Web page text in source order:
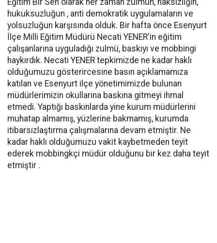
Eğitim Bir Sen olarak her zaman zulmün, haksızlığın,
hukuksuzluğun , anti demokratik uygulamaların ve
yolsuzluğun karşısında olduk. Bir hafta önce Esenyurt
İlçe Milli Eğitim Müdürü Necati YENER'in eğitim
çalışanlarına uyguladığı zulmü, baskıyı ve mobbingi
haykırdık. Necati YENER tepkimizde ne kadar haklı
olduğumuzu gösterircesine basın açıklamamıza
katılan ve Esenyurt ilçe yönetimimizde bulunan
müdürlerimizin okullarına baskına gitmeyi ihmal
etmedi. Yaptığı baskınlarda yine kurum müdürlerini
muhatap almamış, yüzlerine bakmamış, kurumda
itibarsızlaştırma çalışmalarına devam etmiştir. Ne
kadar haklı olduğumuzu vakit kaybetmeden teyit
ederek mobbingkçi müdür olduğunu bir kez daha teyit
etmiştir .